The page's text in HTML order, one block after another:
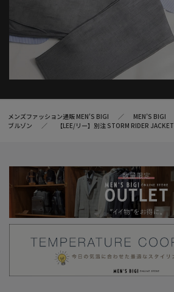
メンズファッション通販 MEN'S BIGI MEN’S BIGI
ブルゾン
【LEE/リー】別注 STORM RIDER JACKET